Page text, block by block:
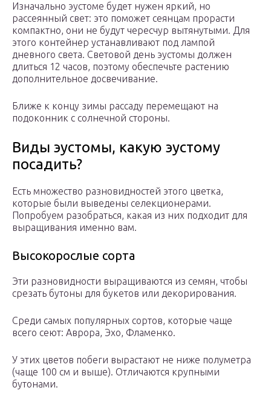
Изначально эустоме будет нужен яркий, но
рассеянный свет: это поможет сеянцам прорасти
компактно, они не будут чересчур вытянутыми. Для
этого контейнер устанавливают под лампой
дневного света. Световой день эустомы должен
длиться 12 часов, поэтому обеспечьте растению
дополнительное досвечивание.
Ближе к концу зимы рассаду перемещают на
подоконник с солнечной стороны.
Виды эустомы, какую эустому
посадить?
Есть множество разновидностей этого цветка,
которые были выведены селекционерами.
Попробуем разобраться, какая из них подходит для
выращивания именно вам.
Высокорослые сорта
Эти разновидности выращиваются из семян, чтобы
срезать бутоны для букетов или декорирования.
Среди самых популярных сортов, которые чаще
всего сеют: Аврора, Эхо, Фламенко.
У этих цветов побеги вырастают не ниже полуметра
(чаще 100 см и выше). Отличаются крупными
бутонами.